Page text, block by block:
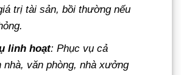
trị tài sản, bồi thường nếu
linh hoạt: Phục vụ cả
nhà, văn phòng, nhà xưởng